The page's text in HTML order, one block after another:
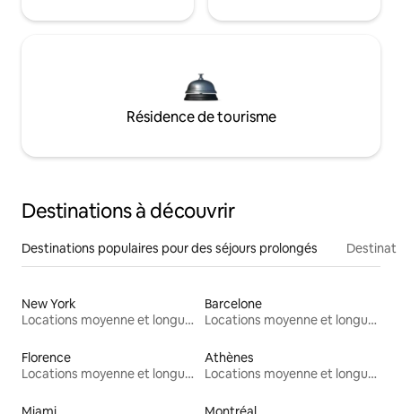
Résidence de tourisme
Destinations à découvrir
Destinations populaires pour des séjours prolongés
New York
Locations moyenne et longue durée
Barcelone
Locations moyenne et longue durée
Florence
Locations moyenne et longue durée
Athènes
Locations moyenne et longue durée